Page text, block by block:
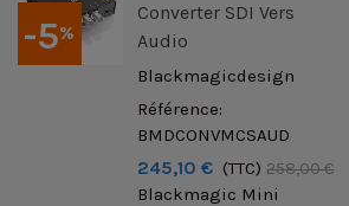
-5%
Converter SDI Vers
Audio
Blackmagicdesign
Référence:
BMDCONVMCSAUD
245,10 € (TTC) 258,00 €
Blackmagic Mini